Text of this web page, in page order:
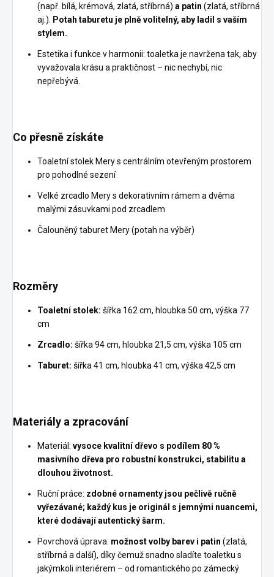
(např. bílá, krémová, zlatá, stříbrná) a patin (zlatá, stříbrná
aj.).
Potah taburetu je plně volitelný, aby ladil s vaším
stylem.
Estetika i funkce v harmonii: toaletka je navržena tak, aby
vyvažovala krásu a praktičnost – nic nechybí, nic
nepřebývá.
Co přesně získáte
Toaletní stolek Mery s centrálním otevřeným prostorem
pro pohodlné sezení
Velké zrcadlo Mery s dekorativním rámem a dvěma
malými zásuvkami pod zrcadlem
Čalouněný taburet Mery (potah na výběr)
Rozměry
Toaletní stolek: šířka 162 cm, hloubka 50 cm, výška 77
cm
Zrcadlo: šířka 94 cm, hloubka 21,5 cm, výška 105 cm
Taburet: šířka 41 cm, hloubka 41 cm, výška 42,5 cm
Materiály a zpracování
Materiál: vysoce kvalitní dřevo s podílem 80 %
masivního dřeva pro robustní konstrukci, stabilitu a
dlouhou životnost.
Ruční práce: zdobné ornamenty jsou pečlivě ručně
vyřezávané; každý kus je originál s jemnými nuancemi,
které dodávají autentický šarm.
Povrchová úprava: možnost volby barev i patin (zlatá,
stříbrná a další), díky čemuž snadno sladíte toaletku s
jakýmkoli interiérem – od romantického po zámecký